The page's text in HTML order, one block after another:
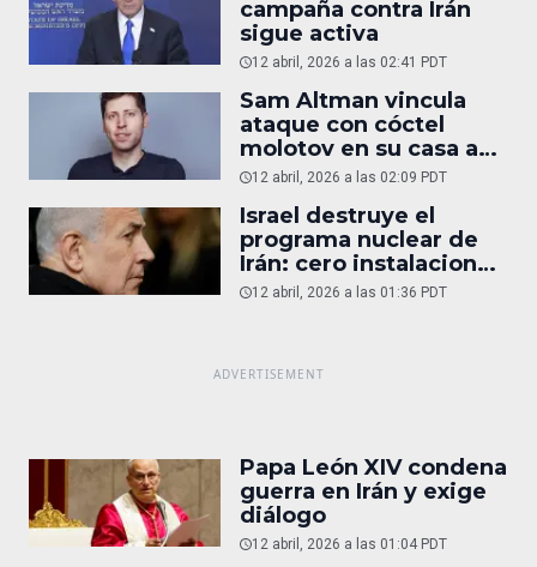
campaña contra Irán
sigue activa
12 abril, 2026 a las 02:41 PDT
Sam Altman vincula
ataque con cóctel
molotov en su casa a
reportaje
12 abril, 2026 a las 02:09 PDT
Israel destruye el
programa nuclear de
Irán: cero instalaciones
operativas
12 abril, 2026 a las 01:36 PDT
Papa León XIV condena
guerra en Irán y exige
diálogo
12 abril, 2026 a las 01:04 PDT